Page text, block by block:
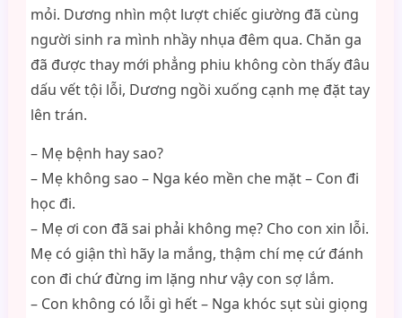
mỏi. Dương nhìn một lượt chiếc giường đã cùng
người sinh ra mình nhầy nhụa đêm qua. Chăn ga
đã được thay mới phẳng phiu không còn thấy đâu
dấu vết tội lỗi, Dương ngồi xuống cạnh mẹ đặt tay
lên trán.
– Mẹ bệnh hay sao?
– Mẹ không sao – Nga kéo mền che mặt – Con đi
học đi.
– Mẹ ơi con đã sai phải không mẹ? Cho con xin lỗi.
Mẹ có giận thì hãy la mắng, thậm chí mẹ cứ đánh
con đi chứ đừng im lặng như vậy con sợ lắm.
– Con không có lỗi gì hết – Nga khóc sụt sùi giọng